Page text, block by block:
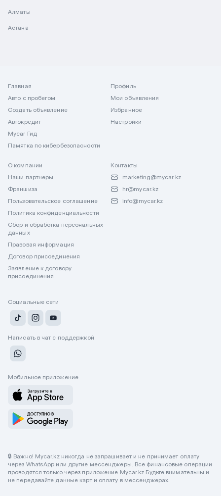
Алматы
Астана
Главная
Авто с пробегом
Создать объявление
Автокредит
Mycar Гид
Памятка по кибербезопасности
Профиль
Мои объявления
Избранное
Настройки
О компании
Наши партнеры
Франшиза
Пользовательское соглашение
Политика конфиденциальности
Сбор и обработка персональных
данных
Правовая информация
Договор присоединения
Заявление к договору
присоединения
Контакты
marketing@mycar.kz
hr@mycar.kz
info@mycar.kz
Социальные сети
Написать в чат с поддержкой
Мобильное приложение
🔒 Важно! Mycar.kz никогда не запрашивает и не принимает оплату
через WhatsApp или другие мессенджеры. Все финансовые операции
проводятся только через приложение Mycar.kz Будьте внимательны и
не передавайте данные карт и оплату в мессенджерах.